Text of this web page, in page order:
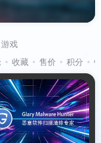
游戏
收藏 售价 积分